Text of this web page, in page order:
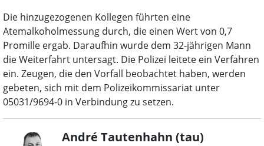
Die hinzugezogenen Kollegen führten eine
Atemalkoholmessung durch, die einen Wert von 0,7
Promille ergab. Daraufhin wurde dem 32-jährigen Mann
die Weiterfahrt untersagt. Die Polizei leitete ein Verfahren
ein. Zeugen, die den Vorfall beobachtet haben, werden
gebeten, sich mit dem Polizeikommissariat unter
05031/9694-0 in Verbindung zu setzen.
André Tautenhahn (tau)